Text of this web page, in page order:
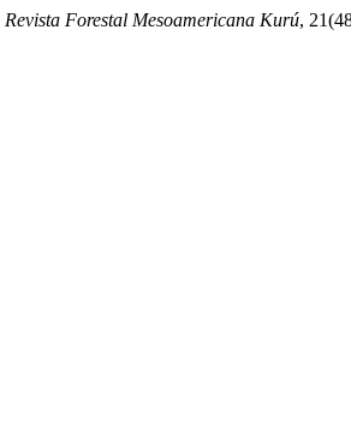
Revista Forestal Mesoamericana Kurú,